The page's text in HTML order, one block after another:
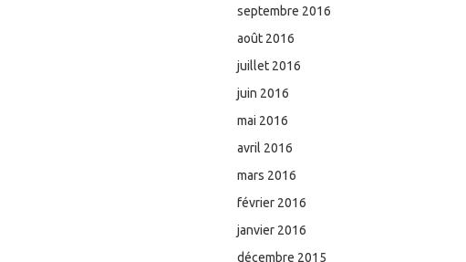
septembre 2016
août 2016
juillet 2016
juin 2016
mai 2016
avril 2016
mars 2016
février 2016
janvier 2016
décembre 2015